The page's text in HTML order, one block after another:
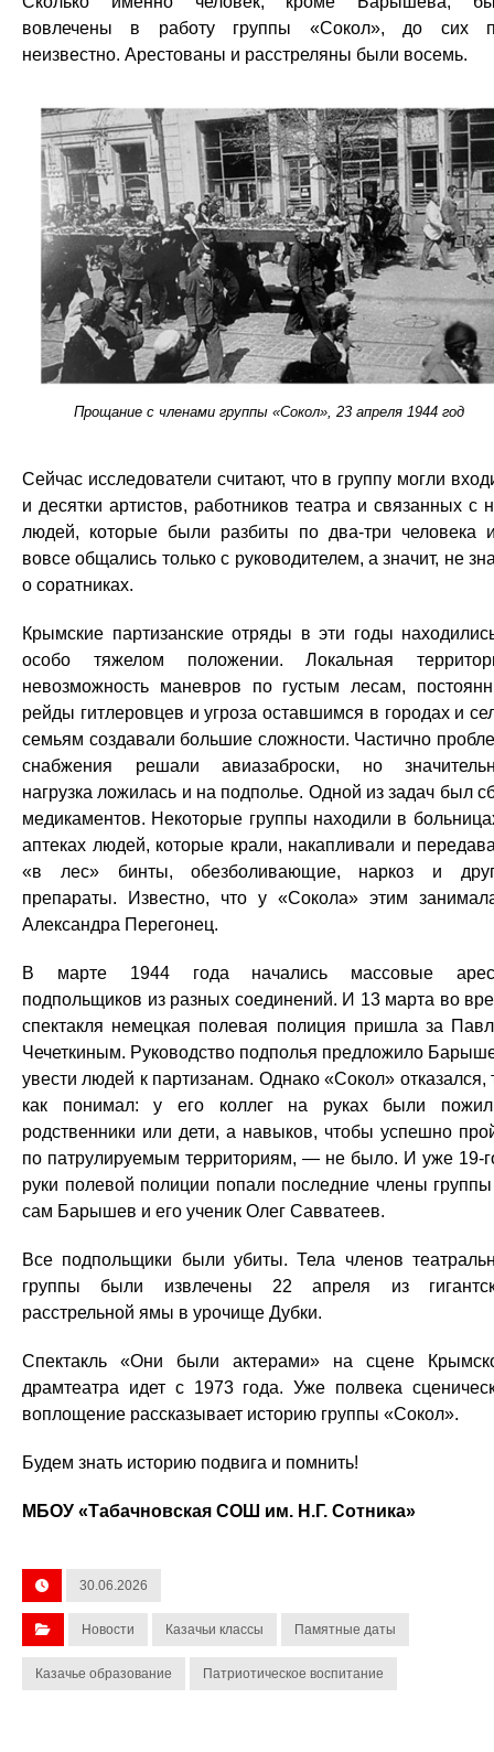
вовлечены в работу группы «Сокол», до сих
неизвестно. Арестованы и расстреляны были восемь.
Прощание с членами группы «Сокол», 23 апреля 1944 год
Сейчас исследователи считают, что в группу могли
и десятки артистов, работников театра и связанных с
людей, которые были разбиты по два-три человека
вовсе общались только с руководителем, а значит, не
о соратниках.
Крымские партизанские отряды в эти годы
особо тяжелом положении. Локальная
невозможность маневров по густым лесам,
рейды гитлеровцев и угроза оставшимся в городах и
семьям создавали большие сложности. Частично
снабжения решали авиазаброски, но
нагрузка ложилась и на подполье. Одной из задач был
медикаментов. Некоторые группы находили в
аптеках людей, которые крали, накапливали и
«в лес» бинты, обезболивающие, наркоз и
препараты. Известно, что у «Сокола» этим
Александра Перегонец.
В марте 1944 года начались массовые
подпольщиков из разных соединений. И 13 марта во
спектакля немецкая полевая полиция пришла за
Чечеткиным. Руководство подполья предложило
увести людей к партизанам. Однако «Сокол» отказался,
как понимал: у его коллег на руках были
родственники или дети, а навыков, чтобы успешно
по патрулируемым территориям, — не было. И уже 19-
руки полевой полиции попали последние члены
сам Барышев и его ученик Олег Савватеев.
Все подпольщики были убиты. Тела членов
группы были извлечены 22 апреля из
расстрельной ямы в урочище Дубки.
Спектакль «Они были актерами» на сцене
драмтеатра идет с 1973 года. Уже полвека
воплощение рассказывает историю группы «Сокол».
Будем знать историю подвига и помнить!
МБОУ «Табачновская СОШ им. Н.Г. Сотника»
30.06.2026
Новости Казачьи классы Памятные даты
Казачье образование Патриотическое воспитание